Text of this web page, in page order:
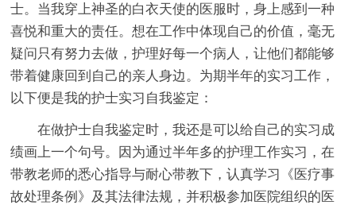
士。当我穿上神圣的白衣天使的医服时，身上感到一种
喜悦和重大的责任。想在工作中体现自己的价值，毫无
疑问只有努力去做，护理好每一个病人，让他们都能够
带着健康回到自己的亲人身边。为期半年的实习工作，
以下便是我的护士实习自我鉴定：
在做护士自我鉴定时，我还是可以给自己的实习成
绩画上一个句号。因为通过半年多的护理工作实习，在
带教老师的悉心指导与耐心带教下，认真学习《医疗事
故处理条例》及其法律法规，并积极参加医院组织的医